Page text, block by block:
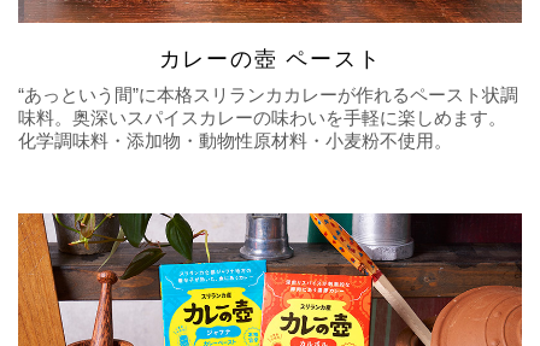
カレーの壺 ペースト
“あっという間”に本格スリランカカレーが作れるペースト状調
味料。奥深いスパイスカレーの味わいを手軽に楽しめます。
化学調味料・添加物・動物性原材料・小麦粉不使用。